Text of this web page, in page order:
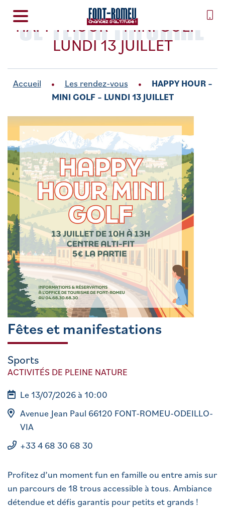
SE TENIR INFORMÉ
HAPPY HOUR – MINI GOLF –
LUNDI 13 JUILLET
Accueil Les rendez-vous
HAPPY HOUR –
MINI GOLF – LUNDI 13 JUILLET
Fêtes et manifestations
Sports
ACTIVITÉS DE PLEINE NATURE
Le 13/07/2026 à 10:00
Avenue Jean Paul 66120 FONT-ROMEU-ODEILLO-
VIA
+33 4 68 30 68 30
Profitez d’un moment fun en famille ou entre amis sur
un parcours de 18 trous accessible à tous. Ambiance
détendue et défis garantis pour petits et grands !